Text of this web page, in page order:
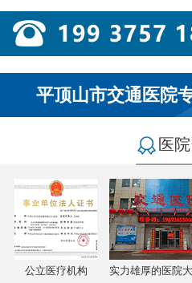
平顶山市交通医院
医
公立医疗机构 实力雄厚的医院
小李：
医院环境不错，就是人
不然排队都要排好久…